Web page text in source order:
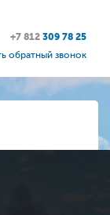
+7 812 309 78 25
обратный звонок